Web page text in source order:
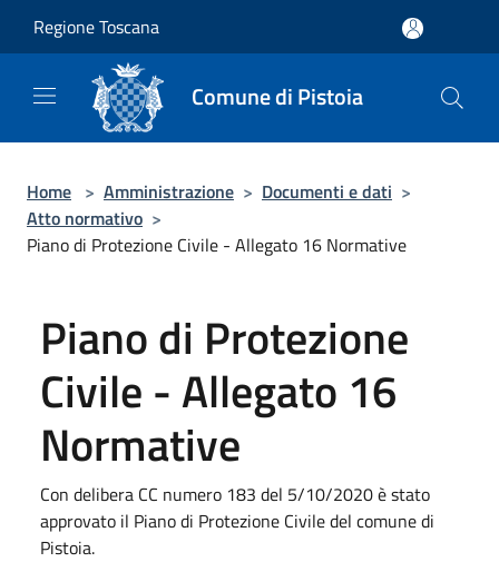
Regione Toscana
Comune di Pistoia
Home > Amministrazione > Documenti e dati >
Atto normativo >
Piano di Protezione Civile - Allegato 16 Normative
Piano di Protezione
Civile - Allegato 16
Normative
​​​​Con delibera CC numero 183 del 5/10/2020 è stato
approvato il Piano di Protezione Civile del comune di
Pistoia.